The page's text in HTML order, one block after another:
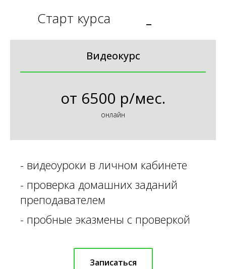
Старт курса
Видеокурс
от 6500 р/мес.
онлайн
- видеоуроки в личном кабинете
- проверка домашних заданий
преподавателем
- пробные эказмены с проверкой
Записаться